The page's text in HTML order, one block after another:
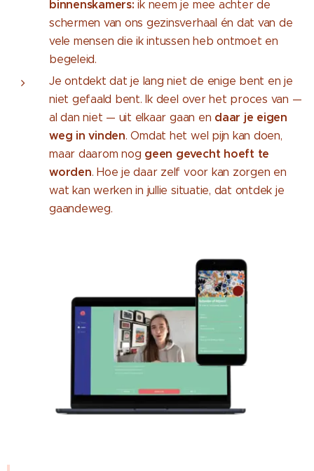
binnenskamers:ik neem je mee achter de
schermen van ons gezinsverhaal én dat van de
vele mensen die ik intussen heb ontmoet en
begeleid.
Je ontdekt dat je lang niet de enige bent en je
niet gefaald bent. Ik deel over het proces van —
al dan niet — uit elkaar gaan en daar je eigen
weg in vinden. Omdat het wel pijn kan doen,
maar daarom nog geen gevecht hoeft te
worden. Hoe je daar zelf voor kan zorgen en
wat kan werken in jullie situatie, dat ontdek je
gaandeweg.